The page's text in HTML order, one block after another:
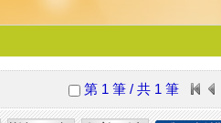
第 1 筆 / 共 1 筆